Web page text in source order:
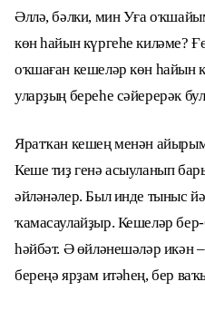
Әллә, бәлки, мин Уға
көн һайын күргеһе киләме?
оҡшаған кешеләр көн һайын
уларҙың береһе сәйерерәк
Яратҡан кешең менән
Кеше тиҙ генә асыуланып
әйләнәлер. Был инде тыныс
ҡамасаулайҙыр. Кешеләр
һәйбәт. Ә өйләнешәләр икән
береңә ярҙам итәһең, бер